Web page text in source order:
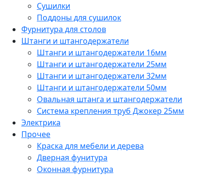
Сушилки
Поддоны для сушилок
Фурнитура для столов
Штанги и штангодержатели
Штанги и штангодержатели 16мм
Штанги и штангодержатели 25мм
Штанги и штангодержатели 32мм
Штанги и штангодержатели 50мм
Овальная штанга и штангодержатели
Система крепления труб Джокер 25мм
Электрика
Прочее
Краска для мебели и дерева
Дверная фунитура
Оконная фурнитура